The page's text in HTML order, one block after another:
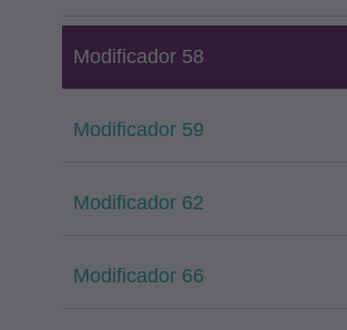
Modificador 58
Modificador 59
Modificador 62
Modificador 66